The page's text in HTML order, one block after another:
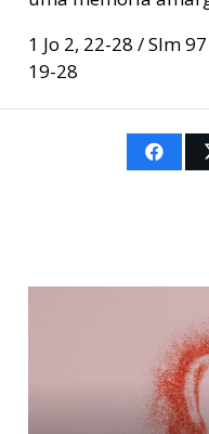
1 Jo 2, 22-28 / Slm
19-28